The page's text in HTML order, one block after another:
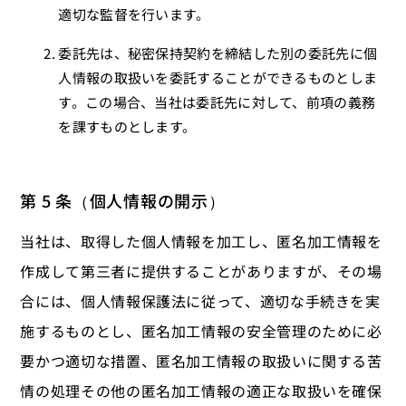
適切な監督を行います。
委託先は、秘密保持契約を締結した別の委託先に個
人情報の取扱いを委託することができるものとしま
す。この場合、当社は委託先に対して、前項の義務
を課すものとします。
第 5 条（個人情報の開示）
当社は、取得した個人情報を加工し、匿名加工情報を
作成して第三者に提供することがありますが、その場
合には、個人情報保護法に従って、適切な手続きを実
施するものとし、匿名加工情報の安全管理のために必
要かつ適切な措置、匿名加工情報の取扱いに関する苦
情の処理その他の匿名加工情報の適正な取扱いを確保